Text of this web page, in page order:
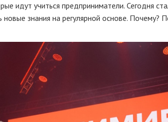
идут учиться предприниматели. Сегодня
знания на регулярной основе. Почему?